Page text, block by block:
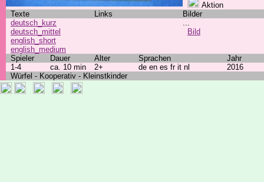
Aktion
Texte
Links
Bilder
deutsch_kurz
deutsch_mittel
english_short
english_medium
...
Bild
Spieler Dauer Alter Sprachen
Jahr
1-4
ca. 10 min 2+ de en es fr it nl
2016
Würfel - Kooperativ - Kleinstkinder